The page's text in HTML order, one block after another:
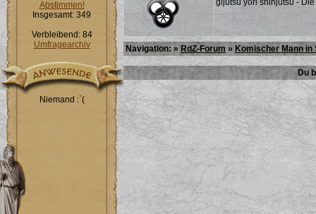
Abstimmen!
Insgesamt: 349
Verbleibend: 84
Umfragearchiv
Niemand :`(
gijutsu yori shinjutsu -
Navigation: » RdZ-Forum » Komischer Mann in
Du